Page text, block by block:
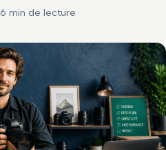
6 min de lecture